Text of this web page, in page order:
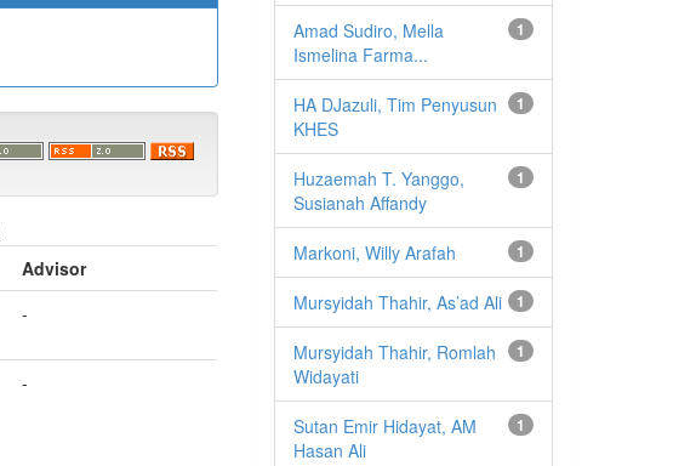
Advisor
-
-
1
Amad Sudiro, Mella
Ismelina Farma...
1
HA DJazuli, Tim Penyusun
KHES
1
Huzaemah T. Yanggo,
Susianah Affandy
1
Markoni, Willy Arafah
1
Mursyidah Thahir, As’ad Ali
1
Mursyidah Thahir, Romlah
Widayati
1
Sutan Emir Hidayat, AM
Hasan Ali